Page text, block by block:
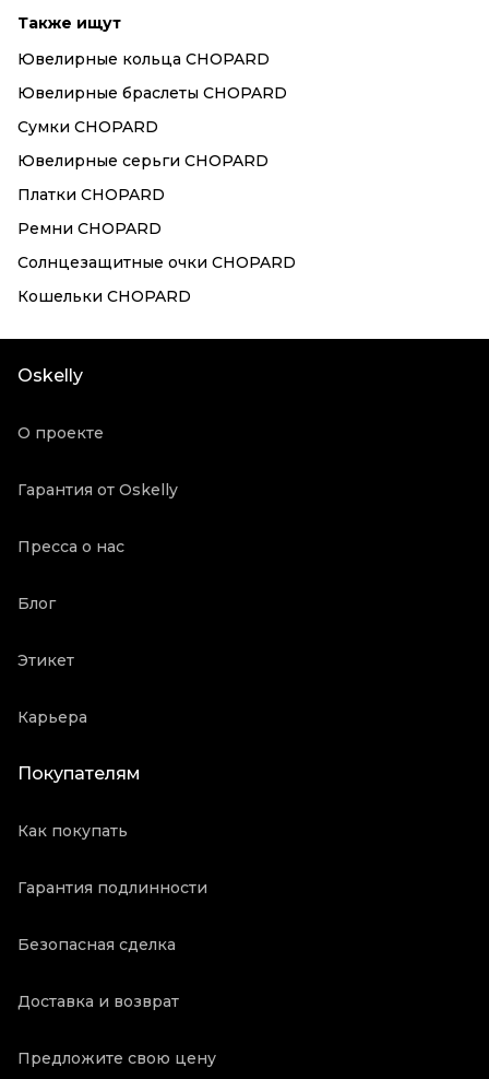
Также ищут
Ювелирные кольца CHOPARD
Ювелирные браслеты CHOPARD
Сумки CHOPARD
Ювелирные серьги CHOPARD
Платки CHOPARD
Ремни CHOPARD
Солнцезащитные очки CHOPARD
Кошельки CHOPARD
Oskelly
О проекте
Гарантия от Oskelly
Пресса о нас
Блог
Этикет
Карьера
Покупателям
Как покупать
Гарантия подлинности
Безопасная сделка
Доставка и возврат
Предложите свою цену